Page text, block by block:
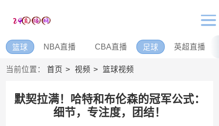
篮球 NBA直播 CBA直播 足球 英超直播
当前位置： 首页 视频 篮球视频
默契拉满！哈特和布伦森的冠军公式：
细节，专注度，团结！